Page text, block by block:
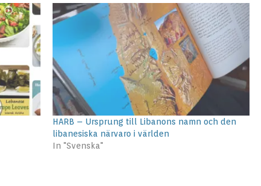
HARB – Ursprung till Libanons namn och den
libanesiska närvaro i världen
In "Svenska"